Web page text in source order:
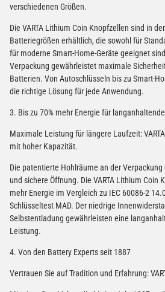
verschiedenen Größen.
Die VARTA Lithium Coin Knopfzellen sind in
Batteriegrößen erhältlich, die sowohl für
für moderne Smart-Home-Geräte geeignet
Verpackung gewährleistet maximale
Batterien. Von Autoschlüsseln bis zu Smart-
die richtige Lösung für jede Anwendung.
3. Bis zu 70% mehr Energie für
Maximale Leistung für längere Laufzeit:
mit hoher Kapazität.
Die patentierte Hohlräume an der
und sichere Öffnung. Die VARTA Lithium Coin
mehr Energie im Vergleich zu IEC 60086-2
Schlüsseltest MAD. Der niedrige
Selbstentladung gewährleisten eine
Leistung.
4. Von den Battery Experts seit 1887
Vertrauen Sie auf Tradition und Erfahrung: